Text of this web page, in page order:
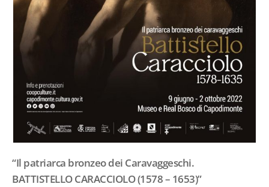
“Il patriarca bronzeo dei Caravaggeschi.
BATTISTELLO CARACCIOLO (1578 – 1653)”